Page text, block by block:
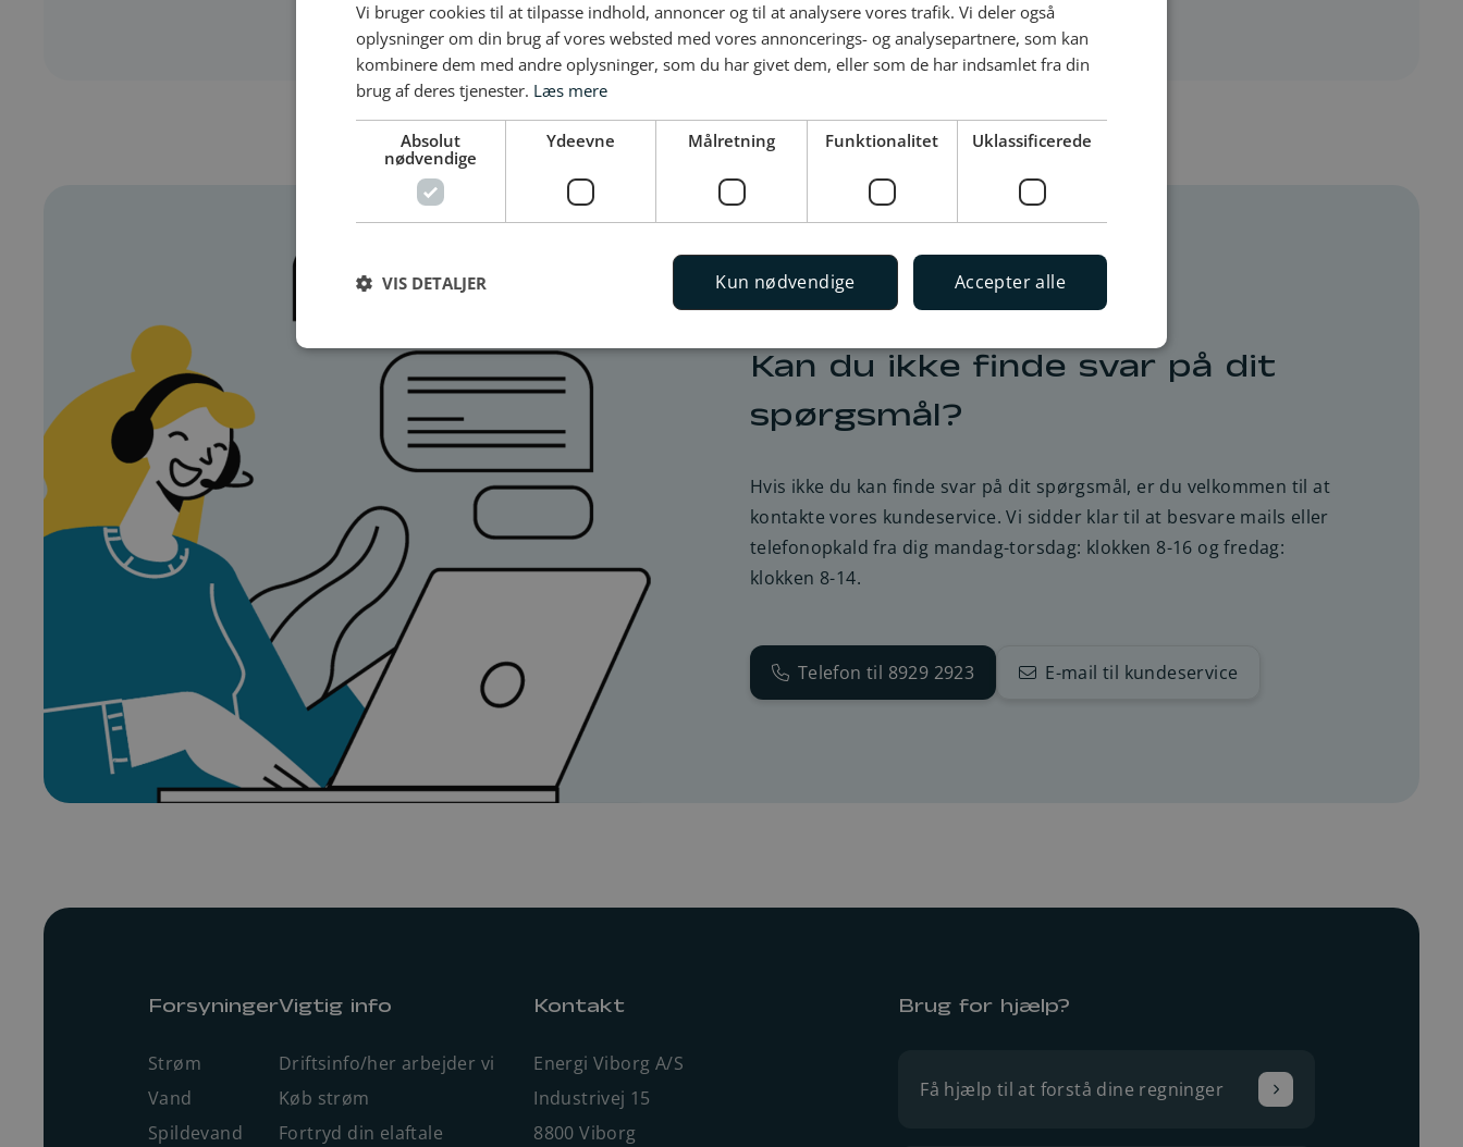
Kundeservice
Kan du ikke finde svar på dit
spørgsmål?
Hvis ikke du kan finde svar på dit spørgsmål, er du velkommen til at
kontakte vores kundeservice. Vi sidder klar til at besvare mails eller
telefonopkald fra dig mandag-torsdag: klokken 8-16 og fredag:
klokken 8-14.
Telefon til 8929 2923 E-mail til kundeservice
Forsyninger
Strøm
Vand
Spildevand
Vigtig info
Driftsinfo/her arbejder vi
Køb strøm
Fortryd din elaftale
Kontakt
Energi Viborg A/S
Industrivej 15
8800 Viborg
Brug for hjælp?
Få hjælp til at forstå dine regninger
Vi bruger cookies til at tilpasse indhold, annoncer og til at analysere vores trafik. Vi deler også
oplysninger om din brug af vores websted med vores annoncerings- og analysepartnere, som kan
kombinere dem med andre oplysninger, som du har givet dem, eller som de har indsamlet fra din
brug af deres tjenester. Læs mere
Absolut
nødvendige
Ydeevne Målretning Funktionalitet Uklassificerede
Accepter alle
Kun nødvendige
VIS DETALJER